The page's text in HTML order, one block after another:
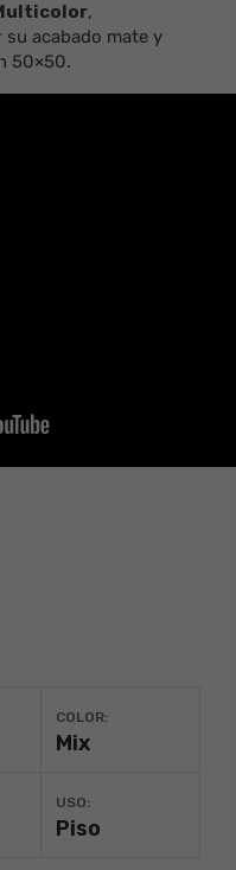
,
su acabado mate y
50×50.
COLOR:
Mix
USO:
Piso